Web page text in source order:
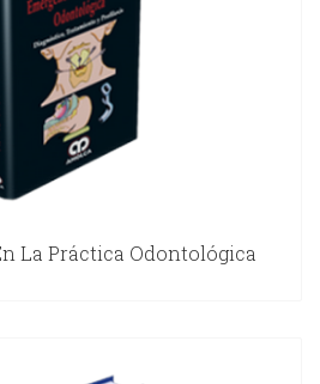
La Práctica Odontológica